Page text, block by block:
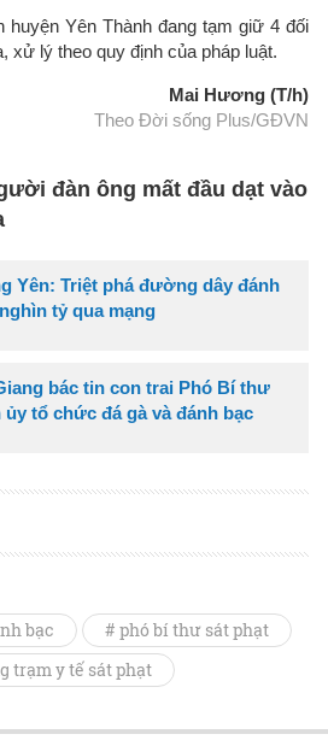
Yên Thành đang tạm giữ 4 đối
xử lý theo quy định của pháp luật.
Mai Hương (T/h)
Theo Đời sống Plus/GĐVN
đàn ông mất đầu dạt vào
Yên: Triệt phá đường dây đánh
tỷ qua mạng
bác tin con trai Phó Bí thư
ủy tổ chức đá gà và đánh bạc
bạc
# phó bí thư sát phạt
trạm y tế sát phạt